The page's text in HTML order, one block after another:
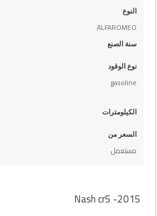
النوع
ALFAROMEO
سنة الصنع
نوع الوقود
gasoline
الكيلومترات
السعر من
مستعمل
Nash cr5 -2015